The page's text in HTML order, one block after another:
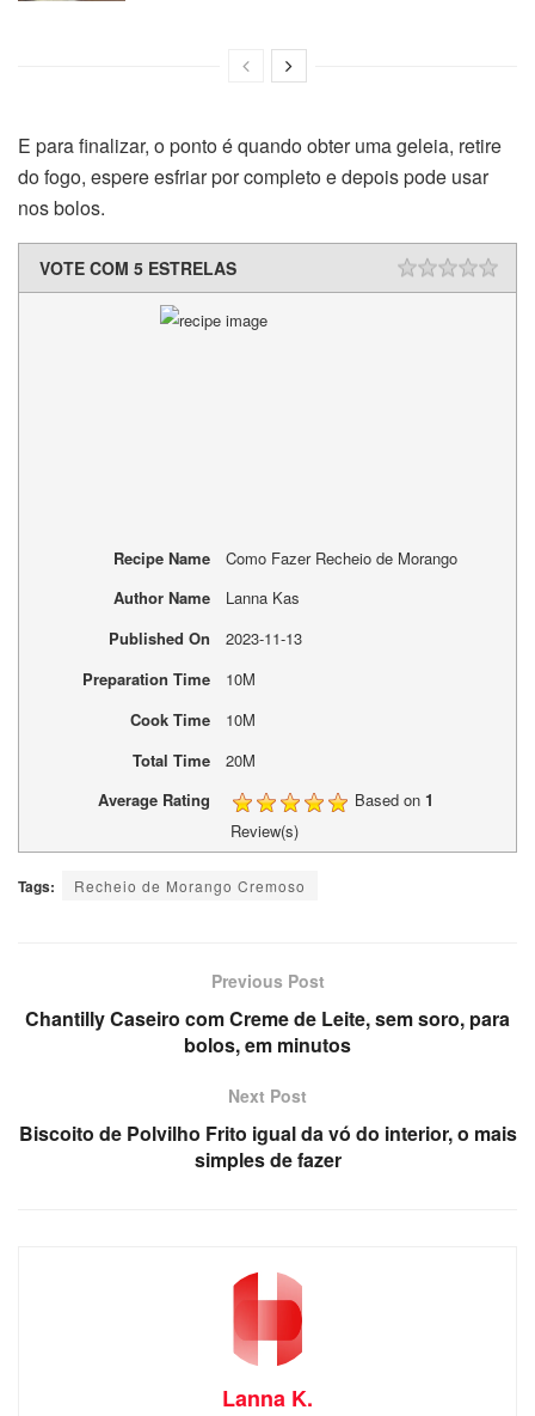
E para finalizar, o ponto é quando obter uma geleia, retire
do fogo, espere esfriar por completo e depois pode usar
nos bolos.
VOTE COM 5 ESTRELAS
Recipe Name
Como Fazer Recheio de Morango
Author Name
Lanna Kas
Published On
2023-11-13
Preparation Time
10M
Cook Time
10M
Total Time
20M
Average Rating
Based on 1
Review(s)
Tags: Recheio de Morango Cremoso
Previous Post
Chantilly Caseiro com Creme de Leite, sem soro, para
bolos, em minutos
Next Post
Biscoito de Polvilho Frito igual da vó do interior, o mais
simples de fazer
Lanna K.